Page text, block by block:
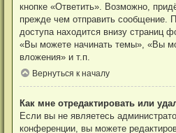
кнопке «Ответить». Возможно,
прежде чем отправить сообщение.
доступа находится внизу страниц
«Вы можете начинать темы», «Вы
вложения» и т.п.
Вернуться к началу
Как мне отредактировать или
Если вы не являетесь
конференции, вы можете